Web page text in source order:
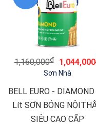
1,160,000đ 1,044,000
Sơn Nhà
BELL EURO -
Lít SƠN BÓNG
SIÊU CAO CẤP